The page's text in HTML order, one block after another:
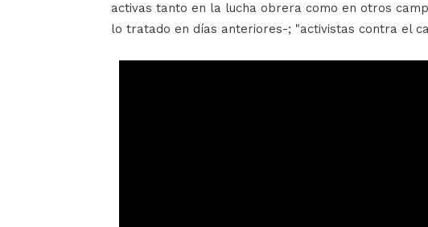
activas tanto en la lucha obrera como en otros
lo tratado en días anteriores-; "activistas contra el